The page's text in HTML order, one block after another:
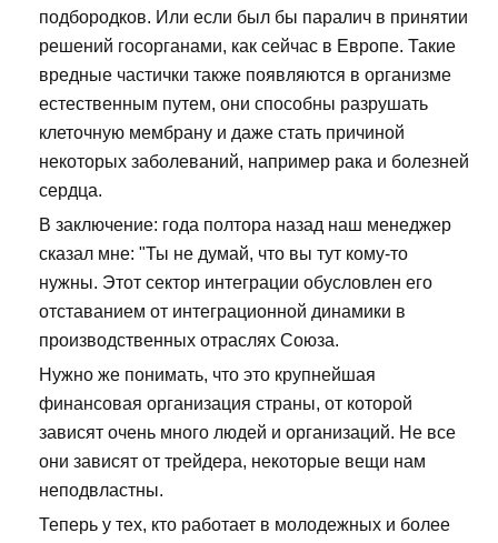
подбородков. Или если был бы паралич в принятии
решений госорганами, как сейчас в Европе. Такие
вредные частички также появляются в организме
естественным путем, они способны разрушать
клеточную мембрану и даже стать причиной
некоторых заболеваний, например рака и болезней
сердца.
В заключение: года полтора назад наш менеджер
сказал мне: "Ты не думай, что вы тут кому-то
нужны. Этот сектор интеграции обусловлен его
отставанием от интеграционной динамики в
производственных отраслях Союза.
Нужно же понимать, что это крупнейшая
финансовая организация страны, от которой
зависят очень много людей и организаций. Не все
они зависят от трейдера, некоторые вещи нам
неподвластны.
Теперь у тех, кто работает в молодежных и более